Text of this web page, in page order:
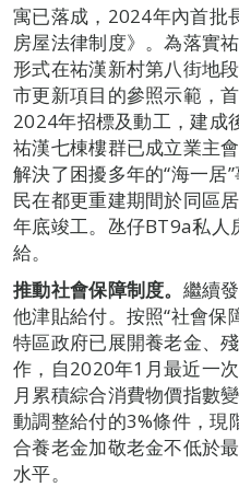
寓已落成，2024年內首批
房屋法律制度》。為落實
形式在祐漢新村第八街地
市更新項目的參照示範，
2024年招標及動工，建成
祐漢七棟樓群已成立業主
解決了困擾多年的“海一居
民在都更重建期間於同區
年底竣工。氹仔BT9a私人
給。
推動社會保障制度。 繼續
他津貼給付。按照“社會保
特區政府已展開養老金、
作，自2020年1月最近一
月累積綜合消費物價指數
動調整給付的3%條件，現
合養老金加敬老金不低於
水平。